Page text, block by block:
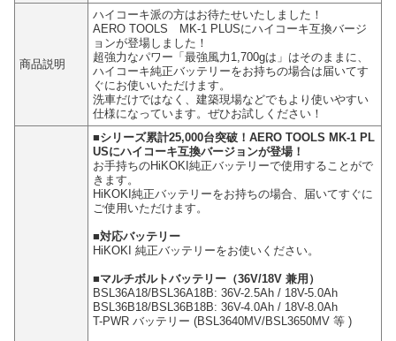
商品説明
ハイコーキ派の方はお待たせいたしました！
AERO TOOLS MK-1 PLUSにハイコーキ互換バージ
ョンが登場しました！
超強力なパワー「最強風力1,700gは」はそのままに、
ハイコーキ純正バッテリーをお持ちの場合は届いてす
ぐにお使いいただけます。
洗車だけではなく、建築現場などでもより使いやすい
仕様になっています。ぜひお試しください！
■シリーズ累計25,000台突破！AERO TOOLS MK-1 PL
USにハイコーキ互換バージョンが登場！
お手持ちのHiKOKI純正バッテリーで使用することがで
きます。
HiKOKI純正バッテリーをお持ちの場合、届いてすぐに
ご使用いただけます。
■対応バッテリー
HiKOKI 純正バッテリーをお使いください。
■マルチボルトバッテリー（36V/18V 兼用）
BSL36A18/BSL36A18B: 36V-2.5Ah / 18V-5.0Ah
BSL36B18/BSL36B18B: 36V-4.0Ah / 18V-8.0Ah
T-PWR バッテリー (BSL3640MV/BSL3650MV 等 )